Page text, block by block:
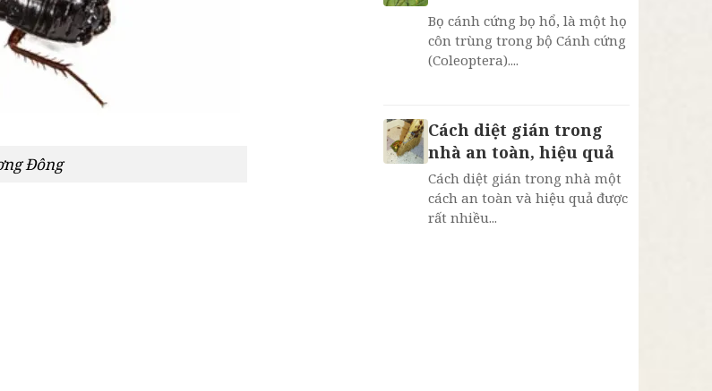
Đông
Bọ cánh cứng bọ hổ, là một họ
côn trùng trong bộ Cánh cứng
(Coleoptera)....
Cách diệt gián trong
nhà an toàn, hiệu quả
Cách diệt gián trong nhà một
cách an toàn và hiệu quả được
rất nhiều...